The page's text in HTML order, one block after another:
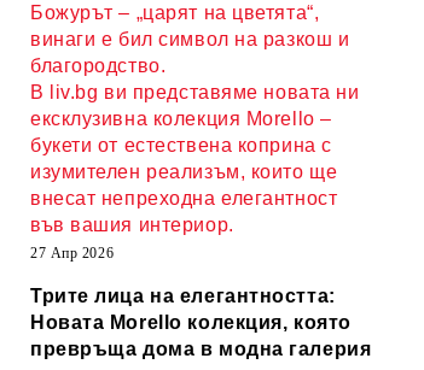
Божурът – „царят на цветята“,
винаги е бил символ на разкош и
благородство.
В liv.bg ви представяме новата ни
ексклузивна колекция Morello –
букети от естествена коприна с
изумителен реализъм, които ще
внесат непреходна елегантност
във вашия интериор.
27 Апр 2026
Трите лица на елегантността:
Новата Morello колекция, която
превръща дома в модна галерия